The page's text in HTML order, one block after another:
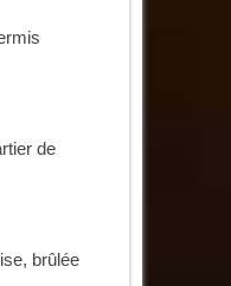
de
brûlée